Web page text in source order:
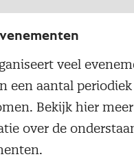
veel
een aantal periodiek
Bekijk hier meer
over de